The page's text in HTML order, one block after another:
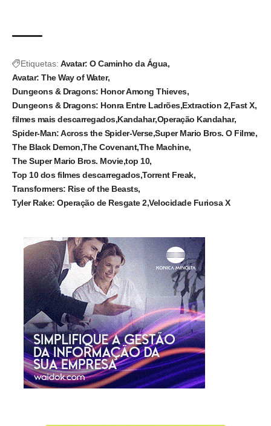
Etiquetas: Avatar: O Caminho da Água
Avatar: The Way of Water
Dungeons & Dragons: Honor Among Thieves
Dungeons & Dragons: Honra Entre Ladrões Extraction 2 Fast X
filmes mais descarregados Kandahar Operação Kandahar
Spider-Man: Across the Spider-Verse Super Mario Bros. O Filme
The Black Demon The Covenant The Machine
The Super Mario Bros. Movie top 10
Top 10 dos filmes descarregados Torrent Freak
Transformers: Rise of the Beasts
Tyler Rake: Operação de Resgate 2 Velocidade Furiosa X